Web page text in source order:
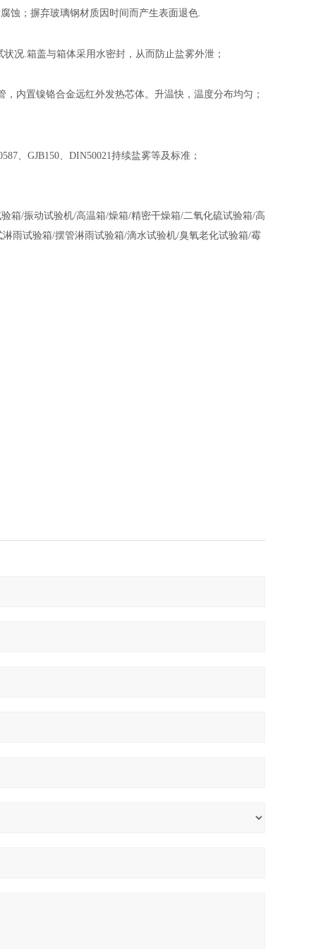
蚀；摒弃玻璃钢材质因时间而产生表面退色.
状况.箱盖与箱体采用水密封，从而防止盐雾外泄；
内置镍铬合金远红外发热芯体。升温快，温度分布均匀；
、 GJB150、 DIN50021持续盐雾等及标准；
箱/振动试验机/高温箱/燥箱/精密干燥箱/二氧化硫试验箱/高
淋雨试验箱/摆管淋雨试验箱/滴水试验机/臭氧老化试验箱/霉